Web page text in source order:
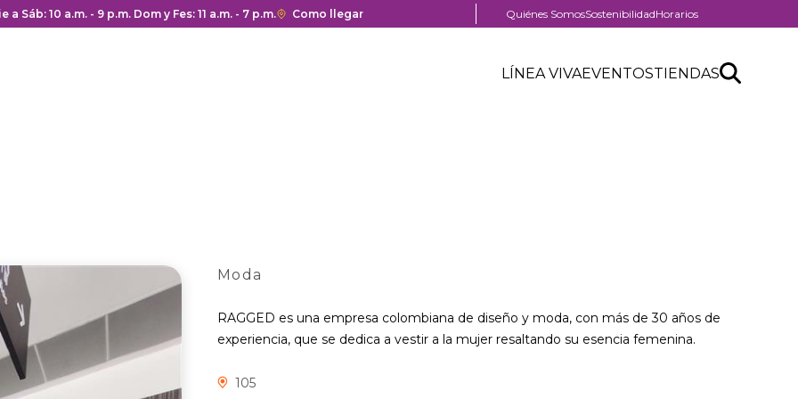
y cierre del centro comercial.
a Sáb: 10 a.m. - 9 p.m. Dom y Fes: 11 a.m. - 7 p.m.Enlace
Como llegar
Menú
Quiénes SomosSostenibilidadHorarios
Header
Menú
LÍNEA VIVAEVENTOSTIENDASSearch
Buscar
Moda
RAGGED es una empresa colombiana de diseño y moda, con más de 30 años de
experiencia, que se dedica a vestir a la mujer resaltando su esencia femenina.
105